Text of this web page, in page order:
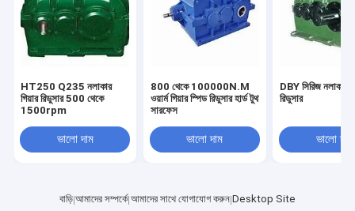
HT250 Q235 নলাকার
গিয়ার রিডুসার 500 থেকে
1500rpm
ভালো দাম
800 থেকে 100000N.M
ওয়ার্ম গিয়ার স্পিড রিডুসার হার্ড টুথ
সারফেস
ভালো দাম
DBY সিরিজ নলাকার
রিডুসার
ভালো দাম
বাড়ি আমাদের সম্পর্কে আমাদের সাথে যোগাযোগ করুন Desktop Site